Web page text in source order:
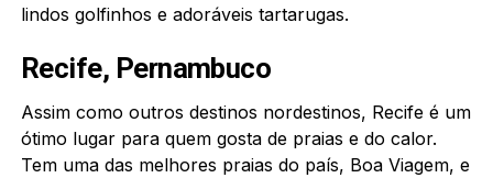
lindos golfinhos e adoráveis tartarugas.
Recife, Pernambuco
Assim como outros destinos nordestinos, Recife é um
ótimo lugar para quem gosta de praias e do calor.
Tem uma das melhores praias do país, Boa Viagem, e